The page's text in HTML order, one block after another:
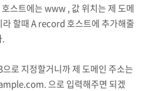
스트에는 www , 값 위치는 제 도메
할때 A record 호스트에 추가해줄
.
로 지정할거니까 제 도메인 주소는
으로 입력해주면 되겠